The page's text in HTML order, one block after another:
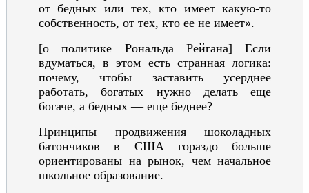
от бедных или тех, кто имеет какую-то
собственность, от тех, кто ее не имеет».
[о политике Рональда Рейгана] Если
вдуматься, в этом есть странная логика:
почему, чтобы заставить усерднее
работать, богатых нужно делать еще
богаче, а бедных — еще беднее?
Принципы продвижения шоколадных
батончиков в США гораздо больше
ориентированы на рынок, чем начальное
школьное образование.